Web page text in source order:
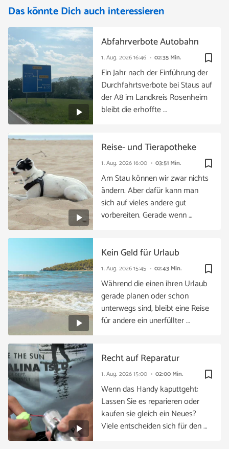
Das könnte Dich auch interessieren
bookmark_border
1. Aug. 202616:46 02:35 Min.
Abfahrverbote Autobahn
Ein Jahr nach der Einführung der
Durchfahrtsverbote bei Staus auf
der A8 im Landkreis Rosenheim
bleibt die erhoffte …
bookmark_border
1. Aug. 202616:00 03:51 Min.
Reise- und Tierapotheke
Am Stau können wir zwar nichts
ändern. Aber dafür kann man
sich auf vieles andere gut
vorbereiten. Gerade wenn …
bookmark_border
1. Aug. 202615:45 02:43 Min.
Kein Geld für Urlaub
Während die einen ihren Urlaub
gerade planen oder schon
unterwegs sind, bleibt eine Reise
für andere ein unerfüllter …
bookmark_border
1. Aug. 202615:00 02:00 Min.
Recht auf Reparatur
Wenn das Handy kaputtgeht:
Lassen Sie es reparieren oder
kaufen sie gleich ein Neues?
Viele entscheiden sich für den …